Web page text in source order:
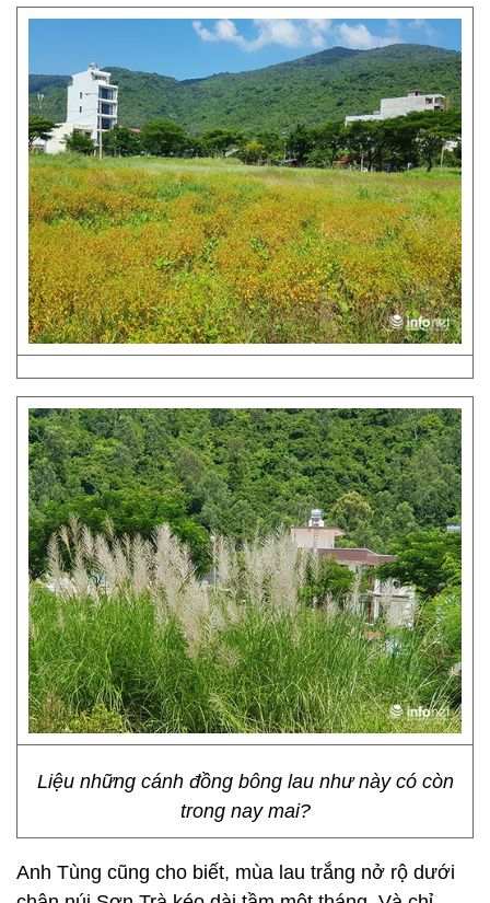
Liệu những cánh đồng bông lau như này có còn
trong nay mai?
Anh Tùng cũng cho biết, mùa lau trắng nở rộ dưới